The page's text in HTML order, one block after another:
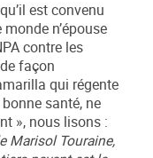
est convenu
monde n’épouse
contre les
façon
qui régente
santé, ne
», nous lisons :
Marisol Touraine,